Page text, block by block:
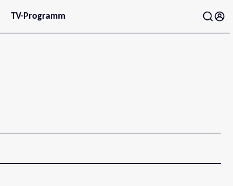
TV-Programm